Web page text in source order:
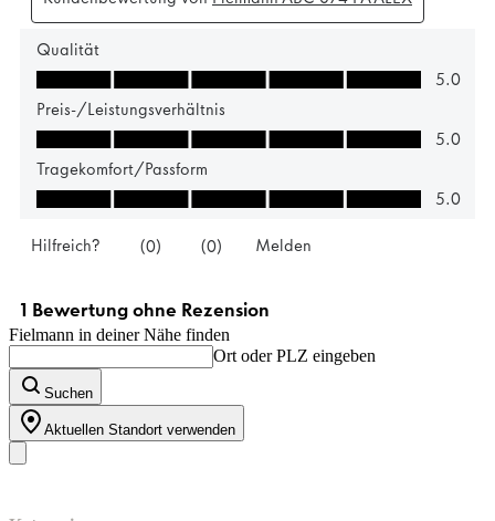
Fielmann in deiner Nähe finden
Ort oder PLZ eingeben
Suchen
Aktuellen Standort verwenden